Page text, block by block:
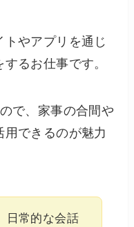
やアプリを通じ
るお仕事です。
で、家事の合間や
できるのが魅力
日常的な会話